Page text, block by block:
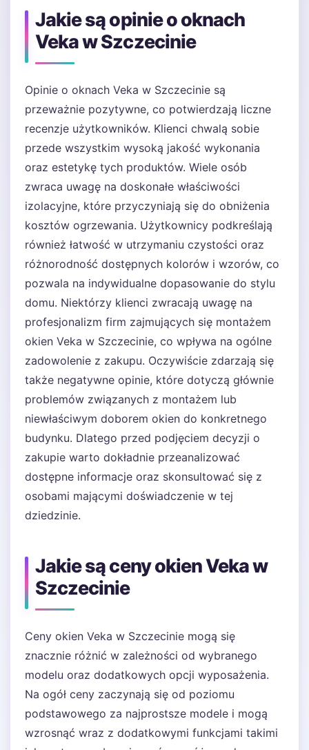
Jakie są opinie o oknach
Veka w Szczecinie
Opinie o oknach Veka w Szczecinie są
przeważnie pozytywne, co potwierdzają liczne
recenzje użytkowników. Klienci chwalą sobie
przede wszystkim wysoką jakość wykonania
oraz estetykę tych produktów. Wiele osób
zwraca uwagę na doskonałe właściwości
izolacyjne, które przyczyniają się do obniżenia
kosztów ogrzewania. Użytkownicy podkreślają
również łatwość w utrzymaniu czystości oraz
różnorodność dostępnych kolorów i wzorów, co
pozwala na indywidualne dopasowanie do stylu
domu. Niektórzy klienci zwracają uwagę na
profesjonalizm firm zajmujących się montażem
okien Veka w Szczecinie, co wpływa na ogólne
zadowolenie z zakupu. Oczywiście zdarzają się
także negatywne opinie, które dotyczą głównie
problemów związanych z montażem lub
niewłaściwym doborem okien do konkretnego
budynku. Dlatego przed podjęciem decyzji o
zakupie warto dokładnie przeanalizować
dostępne informacje oraz skonsultować się z
osobami mającymi doświadczenie w tej
dziedzinie.
Jakie są ceny okien Veka w
Szczecinie
Ceny okien Veka w Szczecinie mogą się
znacznie różnić w zależności od wybranego
modelu oraz dodatkowych opcji wyposażenia.
Na ogół ceny zaczynają się od poziomu
podstawowego za najprostsze modele i mogą
wzrosnąć wraz z dodatkowymi funkcjami takimi